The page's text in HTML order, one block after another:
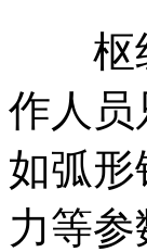
枢纽
作人员
如弧
力等